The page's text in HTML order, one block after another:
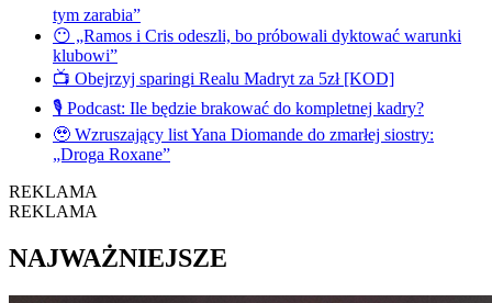
tym zarabia”
😶 „Ramos i Cris odeszli, bo próbowali dyktować warunki
klubowi”
📺 Obejrzyj sparingi Realu Madryt za 5zł [KOD]
🎙️ Podcast: Ile będzie brakować do kompletnej kadry?
🥹 Wzruszający list Yana Diomande do zmarłej siostry:
„Droga Roxane”
REKLAMA
REKLAMA
NAJWAŻNIEJSZE